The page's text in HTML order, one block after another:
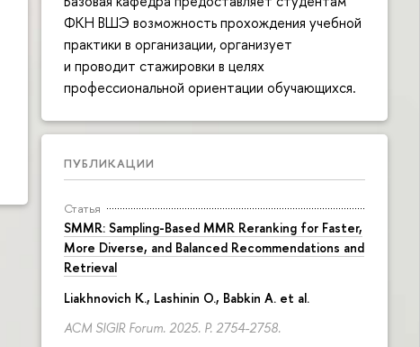
ФКН ВШЭ возможность прохождения учебной
практики в организации, организует
и проводит стажировки в целях
профессиональной ориентации обучающихся.
ПУБЛИКАЦИИ
Статья
SMMR: Sampling-Based MMR Reranking for Faster,
More Diverse, and Balanced Recommendations and
Retrieval
Liakhnovich K., Lashinin O., Babkin A. et al.
ACM SIGIR Forum. 2025. P. 2754-2758.